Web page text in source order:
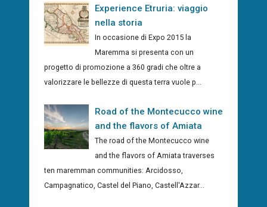
Experience Etruria: viaggio
nella storia
In occasione di Expo 2015 la
Maremma si presenta con un
progetto di promozione a 360 gradi che oltre a
valorizzare le bellezze di questa terra vuole p...
Road of the Montecucco wine
and the flavors of Amiata
The road of the Montecucco wine
and the flavors of Amiata traverses
ten maremman communities: Arcidosso,
Campagnatico, Castel del Piano, Castell'Azzar...